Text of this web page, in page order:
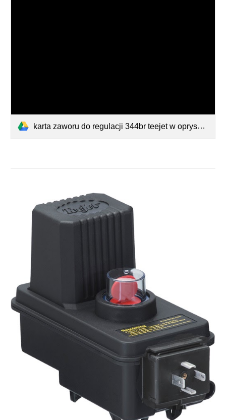
karta zaworu do regulacji 344br teejet w opryskiwaczu z silnikiem 50516 -kule 20106 lub 20109 lub 4551-teflon 20103.pdf